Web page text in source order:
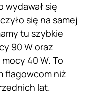
wydawał się
się na samej
tu szybkie
90 W oraz
40 W. To
flagowcom niż
lat.